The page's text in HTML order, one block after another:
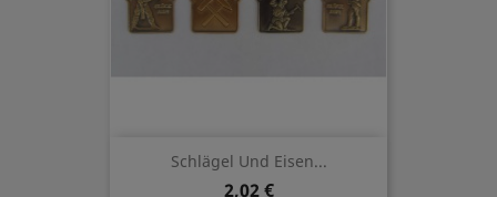
Schlägel Und Eisen...
2,02 €